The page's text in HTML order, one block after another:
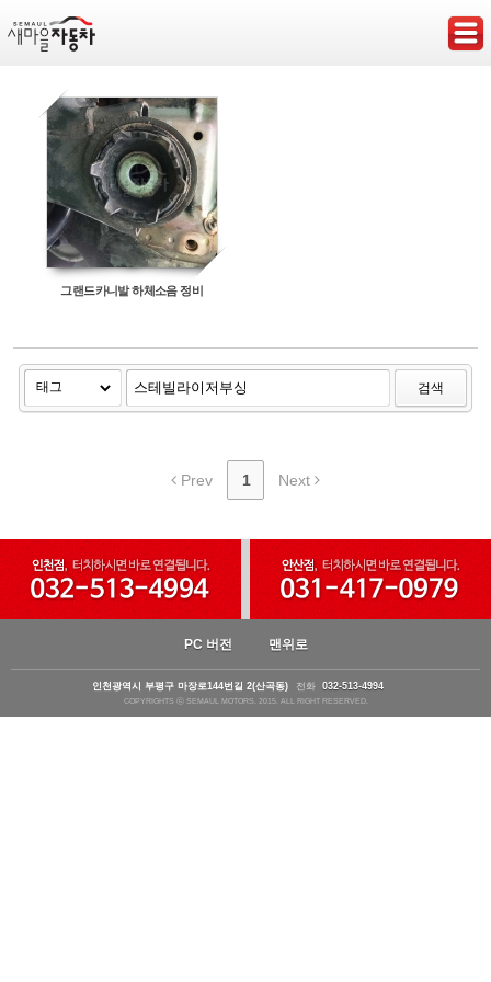
그랜드카니발 하체소음 정비
검색
Prev 1 Next
PC 버전 맨위로
인천광역시 부평구 마장로144번길 2(산곡동) 전화 032-513-4994
COPYRIGHTS ⓒ SEMAUL MOTORS. 2015. ALL RIGHT RESERVED.
Sketchbook5, 스케치북5
Sketchbook5, 스케치북5